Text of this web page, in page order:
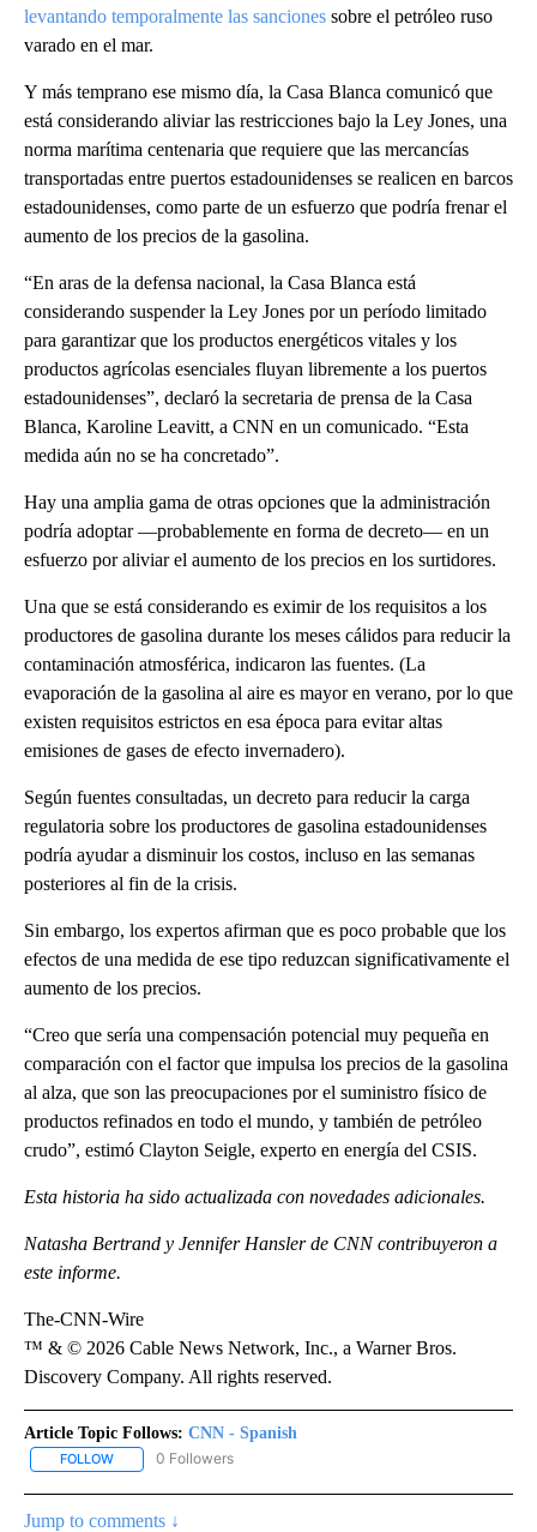
levantando temporalmente las sanciones sobre el petróleo ruso
varado en el mar.
Y más temprano ese mismo día, la Casa Blanca comunicó que
está considerando aliviar las restricciones bajo la Ley Jones, una
norma marítima centenaria que requiere que las mercancías
transportadas entre puertos estadounidenses se realicen en barcos
estadounidenses, como parte de un esfuerzo que podría frenar el
aumento de los precios de la gasolina.
“En aras de la defensa nacional, la Casa Blanca está
considerando suspender la Ley Jones por un período limitado
para garantizar que los productos energéticos vitales y los
productos agrícolas esenciales fluyan libremente a los puertos
estadounidenses”, declaró la secretaria de prensa de la Casa
Blanca, Karoline Leavitt, a CNN en un comunicado. “Esta
medida aún no se ha concretado”.
Hay una amplia gama de otras opciones que la administración
podría adoptar —probablemente en forma de decreto— en un
esfuerzo por aliviar el aumento de los precios en los surtidores.
Una que se está considerando es eximir de los requisitos a los
productores de gasolina durante los meses cálidos para reducir la
contaminación atmosférica, indicaron las fuentes. (La
evaporación de la gasolina al aire es mayor en verano, por lo que
existen requisitos estrictos en esa época para evitar altas
emisiones de gases de efecto invernadero).
Según fuentes consultadas, un decreto para reducir la carga
regulatoria sobre los productores de gasolina estadounidenses
podría ayudar a disminuir los costos, incluso en las semanas
posteriores al fin de la crisis.
Sin embargo, los expertos afirman que es poco probable que los
efectos de una medida de ese tipo reduzcan significativamente el
aumento de los precios.
“Creo que sería una compensación potencial muy pequeña en
comparación con el factor que impulsa los precios de la gasolina
al alza, que son las preocupaciones por el suministro físico de
productos refinados en todo el mundo, y también de petróleo
crudo”, estimó Clayton Seigle, experto en energía del CSIS.
Esta historia ha sido actualizada con novedades adicionales.
Natasha Bertrand y Jennifer Hansler de CNN contribuyeron a
este informe.
The-CNN-Wire
™ & © 2026 Cable News Network, Inc., a Warner Bros.
Discovery Company. All rights reserved.
Article Topic Follows: CNN - Spanish
FOLLOW FOLLOW "CNN - SPANISH" TO RECEIVE NOTIFICATIONS ABOUT
0 Followers
Jump to comments ↓